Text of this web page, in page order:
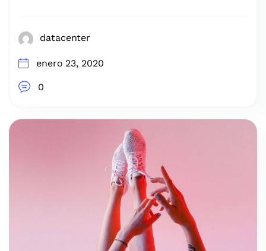
datacenter
enero 23, 2020
0